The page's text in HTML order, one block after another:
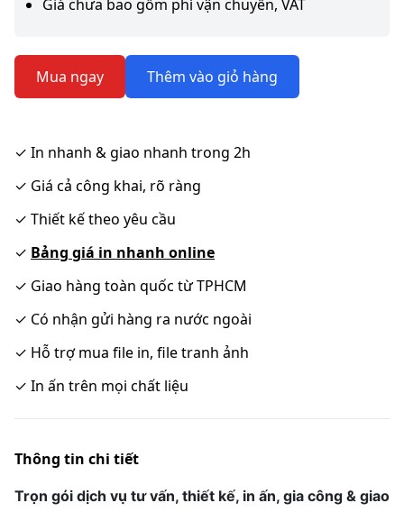
Giá chưa bao gồm phí vận chuyển, VAT
Mua ngay Thêm vào giỏ hàng
✓ In nhanh & giao nhanh trong 2h
✓ Giá cả công khai, rõ ràng
✓ Thiết kế theo yêu cầu
✓ Bảng giá in nhanh online
✓ Giao hàng toàn quốc từ TPHCM
✓ Có nhận gửi hàng ra nước ngoài
✓ Hỗ trợ mua file in, file tranh ảnh
✓ In ấn trên mọi chất liệu
Thông tin chi tiết
Trọn gói dịch vụ tư vấn, thiết kế, in ấn, gia công & giao